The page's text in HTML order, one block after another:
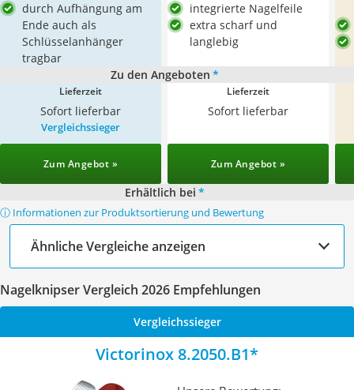
durch Aufhängung am
Ende auch als
Schlüsselanhänger
tragbar
integrierte Nagelfeile
extra scharf und
langlebig
Zu den Angeboten *
Lieferzeit
Sofort lieferbar
Lieferzeit
Sofort lieferbar
Vergleichssieger
Zum Angebot » Zum Angebot »
Erhältlich bei *
ⓘ Informationen zur Produktsortierung und Bewertung
Ähnliche Vergleiche anzeigen
Nagelknipser Vergleich 2026 Empfehlungen
Vergleichssieger
Victorinox 8.2050.B1